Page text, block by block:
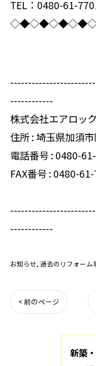
TEL：0480-61-
------------
株式会社エアロック
住所 : 埼玉県加須
電話番号 : 0480-
FAX番号 : 0480-
------------
お知らせ 過去のリフォーム
< 前のページ
新築